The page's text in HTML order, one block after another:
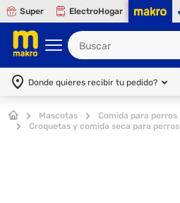
Super ElectroHogar
Donde quieres recibir tu pedido?
Mascotas
Comida para perros
Croquetas y comida seca para perros